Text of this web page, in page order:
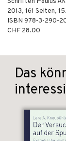
2013, 161 Seiten,
ISBN 978-3-290-
CHF 28.00
Das